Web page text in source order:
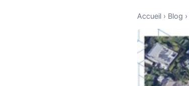
Accueil › Blog ›